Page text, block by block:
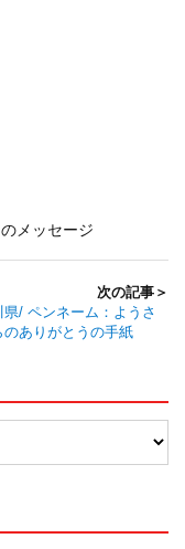
メッセージ
次の記事＞
県/ ペンネーム：ようさ
のありがとうの手紙